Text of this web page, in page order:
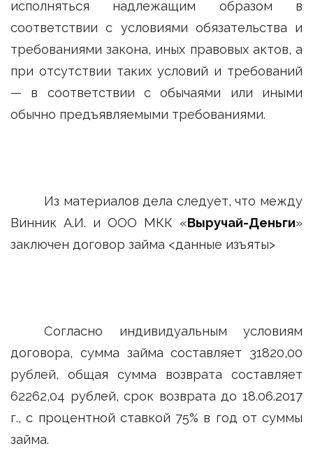
исполняться надлежащим образом в
соответствии с условиями обязательства и
требованиями закона, иных правовых актов, а
при отсутствии таких условий и требований
— в соответствии с обычаями или иными
обычно предъявляемыми требованиями.
Из материалов дела следует, что между
Винник А.И. и ООО МКК «Выручай-Деньги»
заключен договор займа <данные изъяты>
Согласно индивидуальным условиям
договора, сумма займа составляет 31820,00
рублей, общая сумма возврата составляет
62262,04 рублей, срок возврата до 18.06.2017
г., с процентной ставкой 75% в год от суммы
займа.